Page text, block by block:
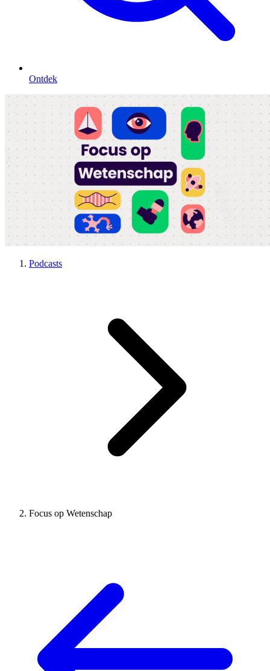
Ontdek
Podcasts
Focus op Wetenschap